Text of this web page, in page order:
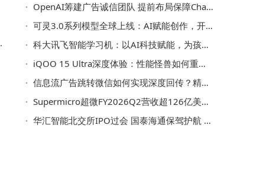
OpenAI筹建广告诚信团队 提前布局保障ChatGPT广告业务稳健推进
可灵3.0系列模型全球上线：AI赋能创作，开启全民导演新篇章
科大讯飞智能学习机：以AI科技赋能，为孩子铺就高效有趣的成才之路
iQOO 15 Ultra深度体验：性能怪兽如何重塑手游体验新标杆
信息流广告跳转微信如何实现深度回传？精准追踪提升广告转化率
Supermicro超微FY2026Q2营收超126亿美元，净利润上扬但利润率待关注
华汇智能北交所IPO过会 国泰海通保驾护航 锂电装备领域再添新力量